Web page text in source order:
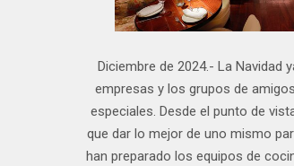
Diciembre de 2024.- La Navidad
empresas y los grupos de
especiales. Desde el punto de
que dar lo mejor de uno mismo
han preparado los equipos de